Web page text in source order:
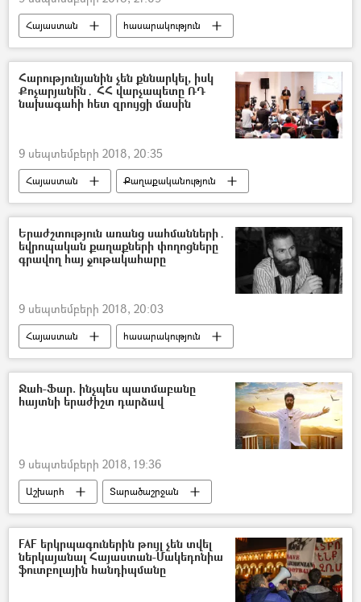
Հայաստան
հասարակություն
ՀԱՄՈՎ ՀԱՅԱՍՏԱՆ
Աշխարհի խոհանոցները. Հայաստան
Հարությունյանին չեն քննարկել, իսկ
Քոչարյանի՞ն․ ՀՀ վարչապետը ՌԴ
նախագահի հետ զրույցի մասին
9 սեպտեմբերի 2018, 20:35
Հայաստան
Քաղաքականություն
Նիկոլ Փաշինյան
Վլադիմիր Պուտին
Երաժշտություն առանց սահմանների․
եվրոպական քաղաքների փողոցները
գրավող հայ ջութակահարը
9 սեպտեմբերի 2018, 20:03
Հայաստան
հասարակություն
մշակույթ
Ջահ-Ֆար. ինչպես պատմաբանը
հայտնի երաժիշտ դարձավ
9 սեպտեմբերի 2018, 19:36
Աշխարհ
Տարածաշրջան
Ռուսաստան
Հայաստան
հասարակություն
մշակույթ
FAF երկրպագուներին թույլ չեն տվել
ներկայանալ Հայաստան-Մակեդոնիա
ֆուտբոլային հանդիպմանը